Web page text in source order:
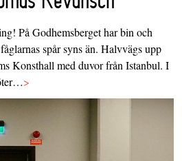
På Godhemsberget har bin och
spår syns än. Halvvägs upp
Konsthall med duvor från Istanbul. I
>